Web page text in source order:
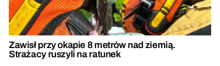
Zawisł przy okapie 8 metrów nad ziemią.
Strażacy ruszyli na ratunek